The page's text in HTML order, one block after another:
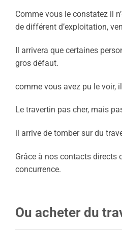
Comme vous le constatez il
de différent d’exploitation,
Il arrivera que certaines
gros défaut.
comme vous avez pu le voir,
Le travertin pas cher, mais
il arrive de tomber sur du
Grâce à nos contacts directs
concurrence.
Ou acheter du